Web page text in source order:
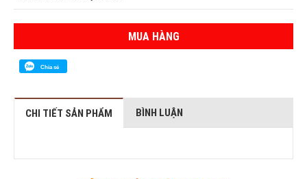
MUA HÀNG
Chia sẻ
CHI TIẾT SẢN PHẨM BÌNH LUẬN